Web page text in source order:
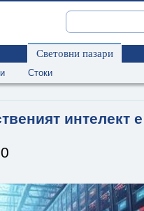
Световни пазари
Стоки
интелект